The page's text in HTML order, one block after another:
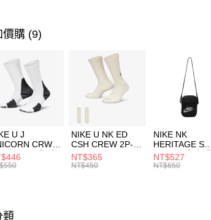
價購 (9)
U J
CRW
-160 男女 中
FZ3393100
NIKE U NK ED
CSH CREW 2P-
144 EMBRDY 男
女 短統襪
NT$365
NT$450
NIKE NK
HERITAGE S
SMIT 男女 側背
BA5871010
NT$527
NT$650
類